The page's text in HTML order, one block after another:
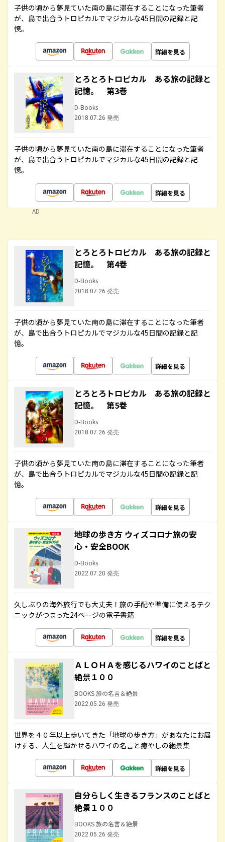
子供の頃から夢見ていた南の島に滞在することになった筆者
が、島で出合うトロピカルでマジカルな45日間の記録と記
憶。
詳細を見る
とろとろトロピカル ある旅の記録と
記憶。 第3巻
D-Books
2018.07.26 発売
子供の頃から夢見ていた南の島に滞在することになった筆者
が、島で出合うトロピカルでマジカルな45日間の記録と記
憶。
詳細を見る
AD
とろとろトロピカル ある旅の記録と
記憶。 第4巻
D-Books
2018.07.26 発売
子供の頃から夢見ていた南の島に滞在することになった筆者
が、島で出合うトロピカルでマジカルな45日間の記録と記
憶。
詳細を見る
とろとろトロピカル ある旅の記録と
記憶。 第5巻
D-Books
2018.07.26 発売
子供の頃から夢見ていた南の島に滞在することになった筆者
が、島で出合うトロピカルでマジカルな45日間の記録と記
憶。
詳細を見る
地球の歩き方 ウィズコロナ旅の安
心・安全BOOK
D-Books
2022.07.20 発売
久しぶりの海外旅行でも大丈夫！旅の手配や準備に使えるテク
ニックがつまった24ページの電子書籍
詳細を見る
ＡＬＯＨＡを感じるハワイのことばと
絶景１００
BOOKS 旅の名言＆絶景
2022.05.26 発売
世界を４０年以上歩いてきた「地球の歩き方」があなたにお届
けする、人生を輝かせるハワイの名言と癒やしの絶景集
詳細を見る
自分らしく生きるフランスのことばと
絶景１００
BOOKS 旅の名言＆絶景
2022.05.26 発売